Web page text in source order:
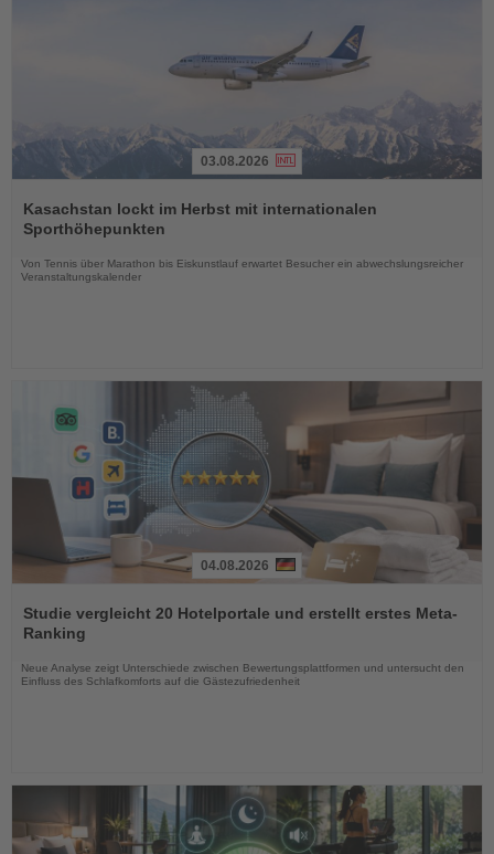
Sie
die
Nachrichten
03.08.2026
Kasachstan lockt im Herbst mit internationalen
Sporthöhepunkten
Von Tennis über Marathon bis Eiskunstlauf erwartet Besucher ein abwechslungsreicher
Veranstaltungskalender
Sie
die
Nachrichten
04.08.2026
Studie vergleicht 20 Hotelportale und erstellt erstes Meta-
Ranking
Neue Analyse zeigt Unterschiede zwischen Bewertungsplattformen und untersucht den
Einfluss des Schlafkomforts auf die Gästezufriedenheit